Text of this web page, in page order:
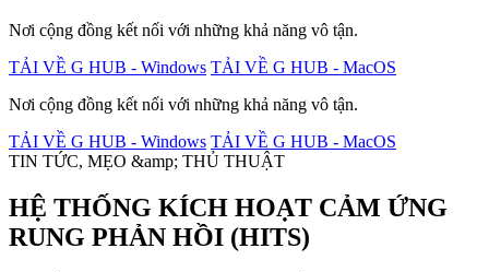
Nơi cộng đồng kết nối với những khả năng vô tận.
TẢI VỀ G HUB - Windows TẢI VỀ G HUB - MacOS
Nơi cộng đồng kết nối với những khả năng vô tận.
TẢI VỀ G HUB - Windows TẢI VỀ G HUB - MacOS
TIN TỨC, MẸO &amp; THỦ THUẬT
HỆ THỐNG KÍCH HOẠT CẢM ỨNG
RUNG PHẢN HỒI (HITS)